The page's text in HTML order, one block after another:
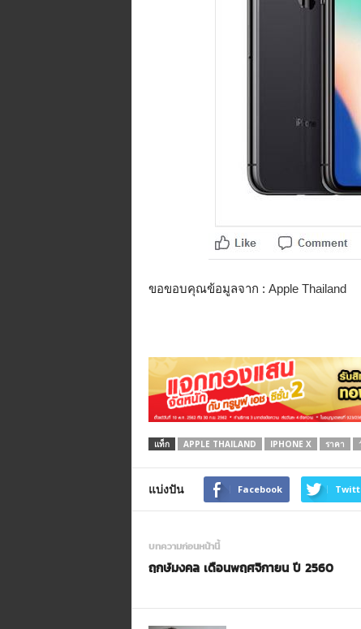
ขอขอบคุณข้อมูลจาก : Apple Thailand
แท็ก APPLE THAILAND IPHONE X ราคา
แบ่งปัน Facebook
บทความก่อนหน้านี้
ฤกษ์มงคล เดือนพฤศจิกายน ปี 2560